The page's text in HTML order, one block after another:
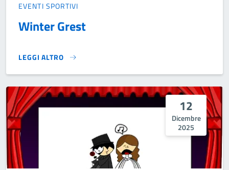
EVENTI SPORTIVI
Winter Grest
LEGGI ALTRO
WINTER GREST}
12
Dicembre
2025